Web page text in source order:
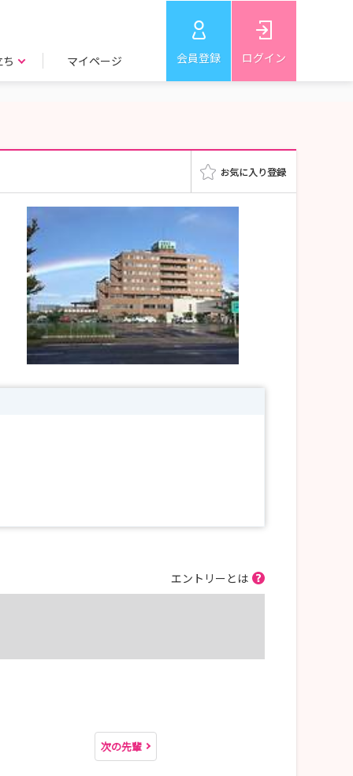
マイページ 会員登録 ログイン
エントリーとは
次の先輩